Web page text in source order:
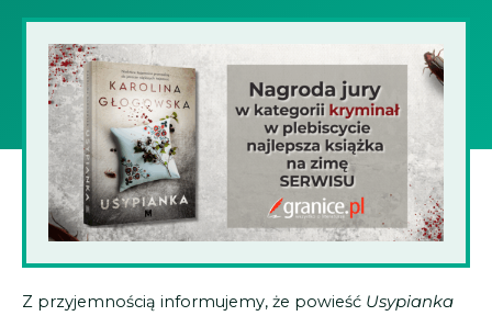
Z przyjemnością informujemy, że powieść Usypianka